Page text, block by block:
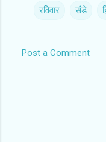
रविवार संडे
Post a Comment